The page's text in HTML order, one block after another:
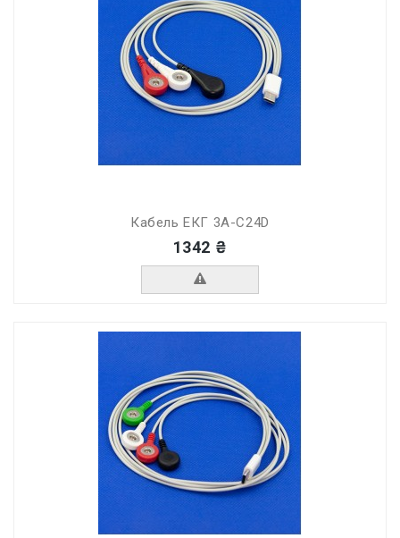
Кабель ЕКГ 3А-C24D
1342 ₴